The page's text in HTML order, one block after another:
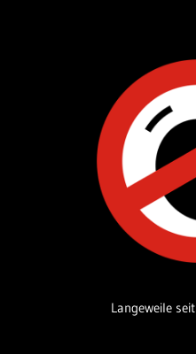
Langeweile seit